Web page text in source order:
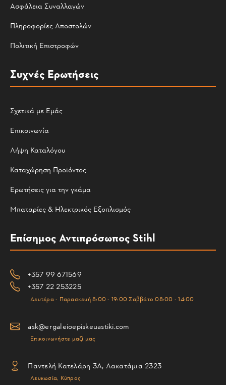
Ασφάλεια Συναλλαγών
Πληροφορίες Αποστολών
Πολιτική Επιστροφών
Συχνές Ερωτήσεις
Σχετικά με Εμάς
Επικοινωνία
Λήψη Καταλόγου
Καταχώρηση Προϊόντος
Ερωτήσεις για την γκάμα
Μπαταρίες & Ηλεκτρικός Εξοπλισμός
Επίσημος Αντιπρόσωπος Stihl
+357 99 671569
+357 22 253225
Δευτέρα - Παρασκευή 8:00 - 19:00 Σαββάτο 08:00 - 14:00
ask@ergaleioepiskeuastiki.com
Επικοινωνήστε μαζί μας
Παντελή Κατελάρη 3Α, Λακατάμια 2323
Λευκωσία, Κύπρος